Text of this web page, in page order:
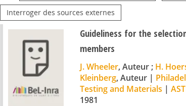
Interroger des sources externes
Guideliness for the
members
J. Wheeler, Auteur ; H.
Kleinberg, Auteur |
Testing and Materials |
1981